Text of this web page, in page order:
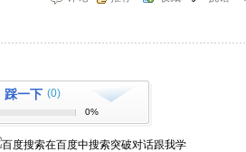
踩一下 (0)
0%
在百度中搜索突破对话跟我学